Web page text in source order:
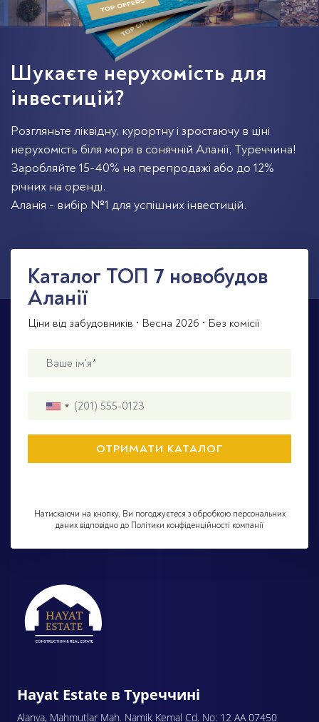
Шукаєте нерухомість для
інвестицій?
Розгляньте ліквідну, курортну і зростаючу в ціні
нерухомість біля моря в сонячній Аланії, Туреччина!
Заробляйте 15-40% на перепродажі або до 12%
річних на оренді.
Аланія - вибір №1 для успішних інвестицій.
Каталог TOП 7 новобудов
Аланії
Ціни від забудовників • Весна 2026 • Без комісії
Натискаючи на кнопку, Ви погоджуєтеся з обробкою персональних
даних відповідно до Політики конфіденційності компанії
Hayat Estate в Туреччині
Alanya, Mahmutlar Mah. Namik Kemal Cd. No: 12 AA 07450